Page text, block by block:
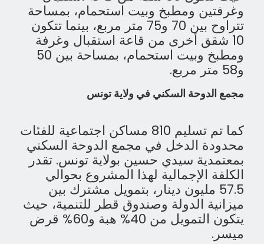
وغرفتين ومطبخ وبيت استحمام، بمساحة
تتراوح بين 70 و75 متر مربع، بينما تتكون
10 شقق أخرى من قاعة استقبال وغرفة
ومطبخ وبيت استحمام، بمساحة بين 50
و58 متر مربع.
مجمع الدوحة السكني في ولاية تونس
كما تم تسليم 810 مساكن اجتماعية للفئات
محدودة الدخل في مجمع الدوحة السكني
بمعتمدية سيدي حسين بولاية تونس. تقدر
الكلفة الإجمالية لهذا المشروع بحوالي
57.5 مليون دينار، بتمويل مشترك بين
ميزانية الدولة وصندوق قطر للتنمية، حيث
يتكون التمويل من 40% هبة و60% قرض
ميسر.